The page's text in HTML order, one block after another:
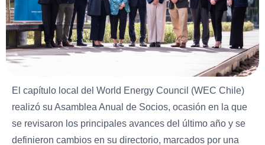
El capítulo local del World Energy Council (WEC Chile)
realizó su Asamblea Anual de Socios, ocasión en la que
se revisaron los principales avances del último año y se
definieron cambios en su directorio, marcados por una